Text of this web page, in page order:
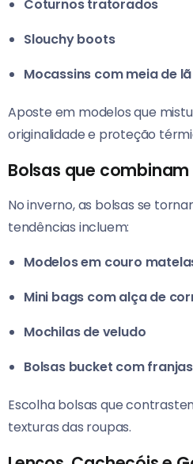
Coturnos tratorados
Slouchy boots
Mocassins com meia de
Aposte em modelos que
originalidade e proteção
Bolsas que
No inverno, as bolsas se
tendências incluem:
Modelos em couro
Mini bags com alça de
Mochilas de veludo
Bolsas bucket com franjas
Escolha bolsas que
texturas das roupas.